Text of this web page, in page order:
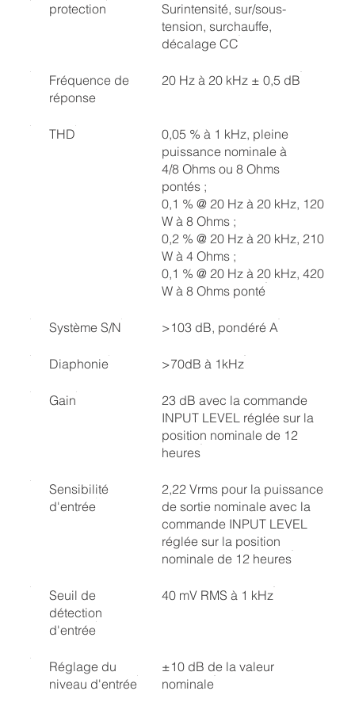
protection
Surintensité, sur/sous-
tension, surchauffe,
décalage CC
Fréquence de
réponse
20 Hz à 20 kHz ± 0,5 dB
THD
0,05 % à 1 kHz, pleine
puissance nominale à
4/8 Ohms ou 8 Ohms
pontés ;
0,1 % @ 20 Hz à 20 kHz, 120
W à 8 Ohms ;
0,2 % @ 20 Hz à 20 kHz, 210
W à 4 Ohms ;
0,1 % @ 20 Hz à 20 kHz, 420
W à 8 Ohms ponté
Système S/N >103 dB, pondéré A
Diaphonie >70dB à 1kHz
Gain
23 dB avec la commande
INPUT LEVEL réglée sur la
position nominale de 12
heures
Sensibilité
d'entrée
2,22 Vrms pour la puissance
de sortie nominale avec la
commande INPUT LEVEL
réglée sur la position
nominale de 12 heures
Seuil de
détection
d'entrée
40 mV RMS à 1 kHz
Réglage du
niveau d'entrée
±10 dB de la valeur
nominale